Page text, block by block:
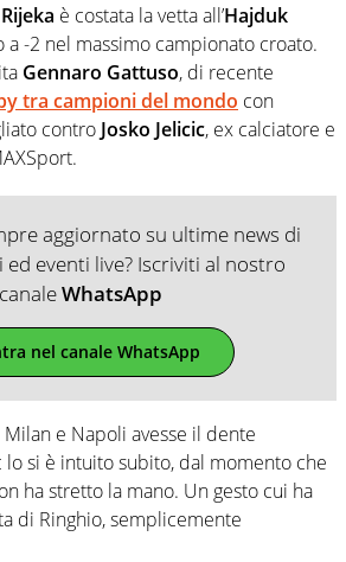
Rijeka è costata la vetta all’Hajduk
a -2 nel massimo campionato croato.
Gennaro Gattuso, di recente
tra campioni del mondo con
contro Josko Jelicic, ex calciatore e
aggiornato su ultime news di
eventi live? Iscriviti al nostro
canaleWhatsApp
nel canale WhatsApp
Milan e Napoli avesse il dente
lo si è intuito subito, dal momento che
ha stretto la mano. Un gesto cui ha
di Ringhio, semplicemente